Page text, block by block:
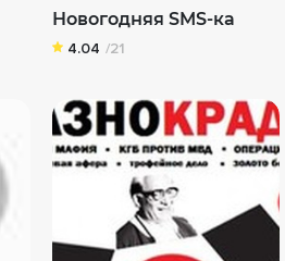
Новогодняя SMS-кa
4.04 /21